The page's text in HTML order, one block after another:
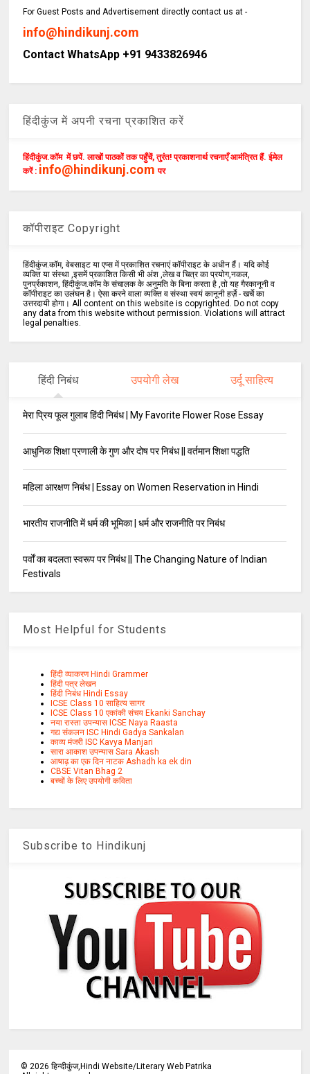
For Guest Posts and Advertisement directly contact us at -
info@hindikunj.com
Contact WhatsApp +91 9433826946
हिंदीकुंज में अपनी रचना प्रकाशित करें
हिंदीकुंज.कॉम में छपें. लाखों पाठकों तक पहुँचें, तुरंत! प्रकाशनार्थ रचनाएँ आमंत्रित हैं. ईमेल
करें : info@hindikunj.com पर
कॉपीराइट Copyright
हिंदीकुंज.कॉम, वेबसाइट या एप्स में प्रकाशित रचनाएं कॉपीराइट के अधीन हैं। यदि कोई
व्यक्ति या संस्था ,इसमें प्रकाशित किसी भी अंश ,लेख व चित्र का प्रयोग,नकल,
पुनर्प्रकाशन, हिंदीकुंज.कॉम के संचालक के अनुमति के बिना करता है ,तो यह गैरकानूनी व
कॉपीराइट का उलंघन है। ऐसा करने वाला व्यक्ति व संस्था स्वयं कानूनी हर्ज़े - खर्चे का
उत्तरदायी होगा। All content on this website is copyrighted. Do not copy
any data from this website without permission. Violations will attract
legal penalties.
हिंदी निबंध उपयोगी लेख उर्दू साहित्य
मेरा प्रिय फूल गुलाब हिंदी निबंध | My Favorite Flower Rose Essay
आधुनिक शिक्षा प्रणाली के गुण और दोष पर निबंध || वर्तमान शिक्षा पद्धति
महिला आरक्षण निबंध | Essay on Women Reservation in Hindi
भारतीय राजनीति में धर्म की भूमिका | धर्म और राजनीति पर निबंध
पर्वों का बदलता स्वरूप पर निबंध || The Changing Nature of Indian
Festivals
Most Helpful for Students
हिंदी व्याकरण Hindi Grammer
हिंदी पत्र लेखन
हिंदी निबंध Hindi Essay
ICSE Class 10 साहित्य सागर
ICSE Class 10 एकांकी संचय Ekanki Sanchay
नया रास्ता उपन्यास ICSE Naya Raasta
गद्य संकलन ISC Hindi Gadya Sankalan
काव्य मंजरी ISC Kavya Manjari
सारा आकाश उपन्यास Sara Akash
आषाढ़ का एक दिन नाटक Ashadh ka ek din
CBSE Vitan Bhag 2
बच्चों के लिए उपयोगी कविता
Subscribe to Hindikunj
©2026 हिन्दीकुंज,Hindi Website/Literary Web Patrika